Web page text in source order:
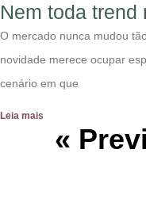
Nem toda trend
O mercado nunca mudou
novidade merece ocupar
cenário em que
Leia mais
«